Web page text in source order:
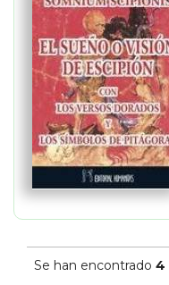
Se han encontrado 4